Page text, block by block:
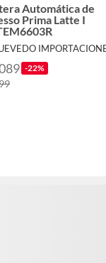
Automática de
Prima Latte I
-22%